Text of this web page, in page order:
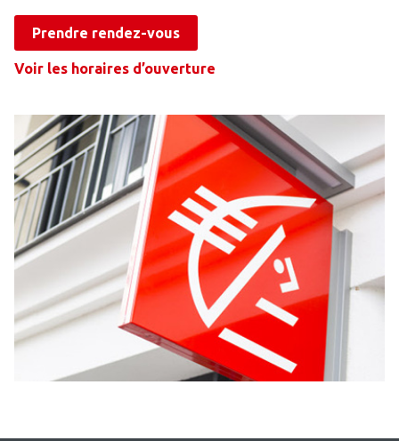
Prendre rendez-vous
Voir les horaires d’ouverture